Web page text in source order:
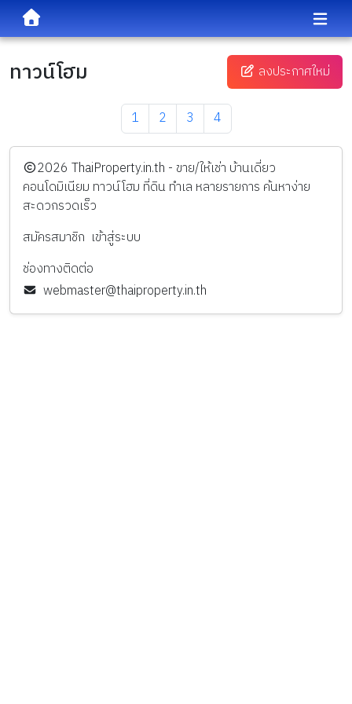
ทาวน์โฮม ลงประกาศใหม่
1 2 3 4
️2026 ThaiProperty.in.th - ขาย/ให้เช่า บ้านเดี่ยว
คอนโดมิเนียม ทาวน์โฮม ที่ดิน ทำเล หลายรายการ ค้นหาง่าย
สะดวกรวดเร็ว
สมัครสมาชิก เข้าสู่ระบบ
ช่องทางติดต่อ
webmaster@thaiproperty.in.th